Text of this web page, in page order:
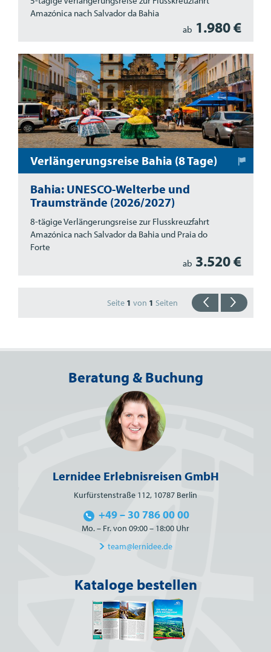
Amazónica nach Salvador da Bahia
ab 1.980 €
Verlängerungsreise Bahia (8 Tage)
Bahia: UNESCO-Welterbe und
Traumstrände (2026/2027)
8-tägige Verlängerungsreise zur Flusskreuzfahrt
Amazónica nach Salvador da Bahia und Praia do
Forte
ab 3.520 €
Seite 1 von 1 Seiten
Beratung & Buchung
Lernidee Erlebnisreisen GmbH
Kurfürstenstraße 112, 10787 Berlin
+49 – 30 786 00 00
Mo. – Fr. von 09:00 – 18:00 Uhr
team@lernidee.de
Kataloge bestellen